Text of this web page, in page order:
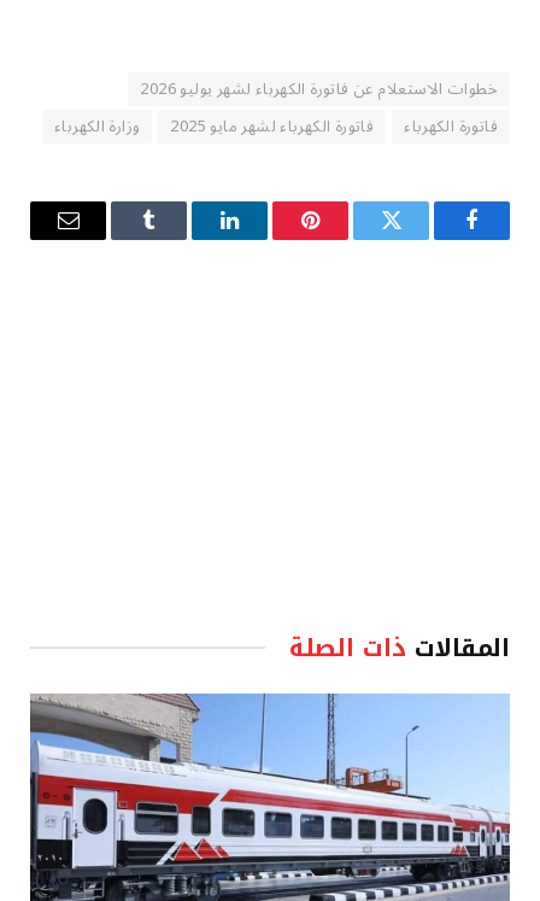
خطوات الاستعلام عن فاتورة الكهرباء لشهر يوليو 2026
فاتورة الكهرباء
فاتورة الكهرباء لشهر مايو 2025 وزارة الكهرباء
فيسبوك تويتر بينتيريستلينكدإن Tumblr
البريد
المقالات ذات الصلة